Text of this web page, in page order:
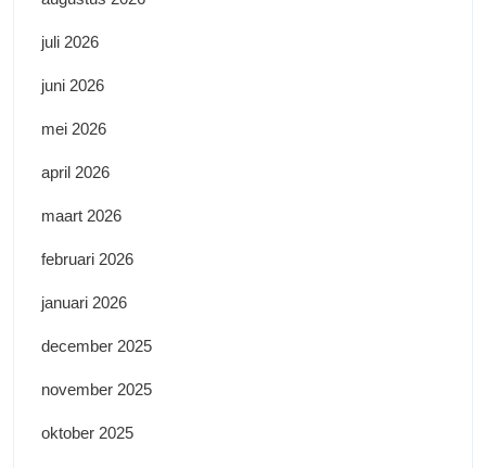
juli 2026
juni 2026
mei 2026
april 2026
maart 2026
februari 2026
januari 2026
december 2025
november 2025
oktober 2025